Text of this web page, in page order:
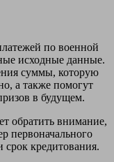
по военной
исходные данные.
суммы, которую
а также помогут
в будущем.
обратить внимание,
первоначального
срок кредитования.